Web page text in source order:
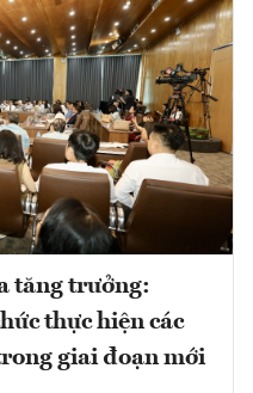
tăng trưởng:
thực hiện các
giai đoạn mới